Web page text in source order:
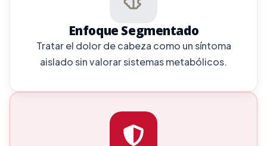
Enfoque Segmentado
Tratar el dolor de cabeza como un síntoma
aislado sin valorar sistemas metabólicos.